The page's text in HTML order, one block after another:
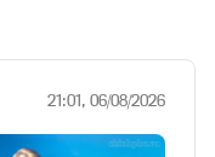
21:01, 06/08/2026